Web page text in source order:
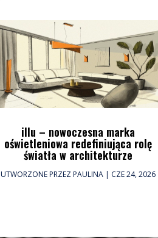
illu – nowoczesna marka
oświetleniowa redefiniująca rolę
światła w architekturze
UTWORZONE PRZEZPAULINA| CZE 24, 2026